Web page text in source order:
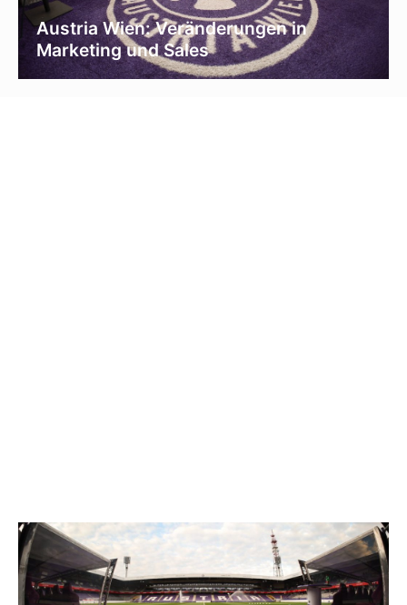
Austria Wien: Veränderungen in
Marketing und Sales